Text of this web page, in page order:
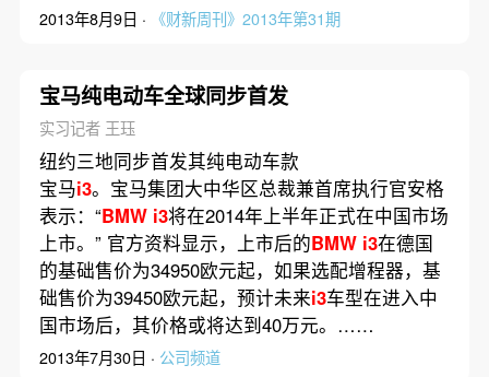
2013年8月9日 · 《财新周刊》2013年第31期
宝马纯电动车全球同步首发
实习记者 王珏
纽约三地同步首发其纯电动车款
宝马i3。宝马集团大中华区总裁兼首席执行官安格
表示：“BMW i3将在2014年上半年正式在中国市场
上市。” 官方资料显示，上市后的BMW i3在德国
的基础售价为34950欧元起，如果选配增程器，基
础售价为39450欧元起，预计未来i3车型在进入中
国市场后，其价格或将达到40万元。……
2013年7月30日 · 公司频道